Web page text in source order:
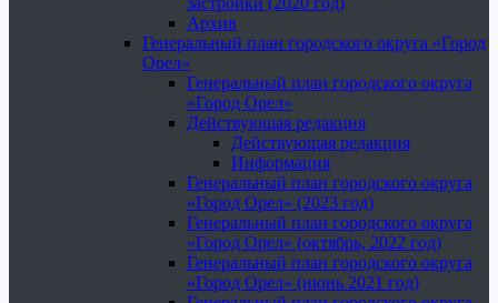
Архив
Генеральный план городского округа «Город
Орел»
Генеральный план городского округа
«Город Орел»
Действующая редакция
Действующая редакция
Информация
Генеральный план городского округа
«Город Орел» (2023 год)
Генеральный план городского округа
«Город Орел» (октябрь, 2022 год)
Генеральный план городского округа
«Город Орел» (июнь 2021 год)